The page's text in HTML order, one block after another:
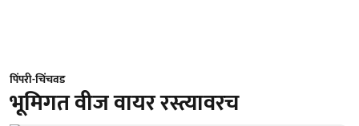
पिंपरी-चिंचवड
भूमिगत वीज वायर रस्त्यावरच